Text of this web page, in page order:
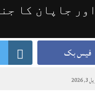
جاپان کا
فیس بک
2026